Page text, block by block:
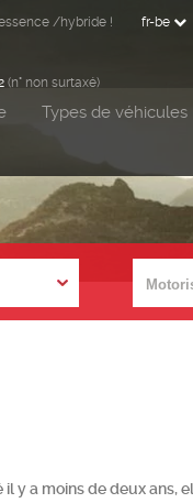
Types de véhicules
/hybride ! fr-be
(n° non surtaxé)
y a moins de deux ans,